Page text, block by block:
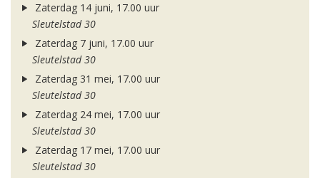
Zaterdag 14 juni, 17.00 uur
Sleutelstad 30
Zaterdag 7 juni, 17.00 uur
Sleutelstad 30
Zaterdag 31 mei, 17.00 uur
Sleutelstad 30
Zaterdag 24 mei, 17.00 uur
Sleutelstad 30
Zaterdag 17 mei, 17.00 uur
Sleutelstad 30